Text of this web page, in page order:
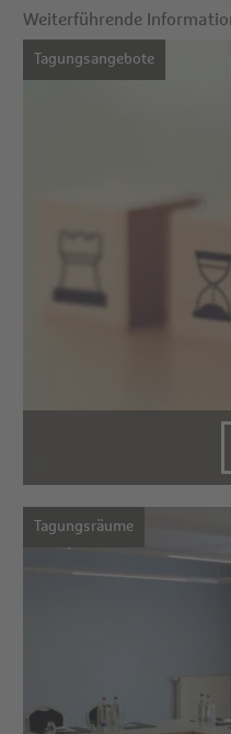
Weiterführende
Tagungsangebote
Tagungsräume